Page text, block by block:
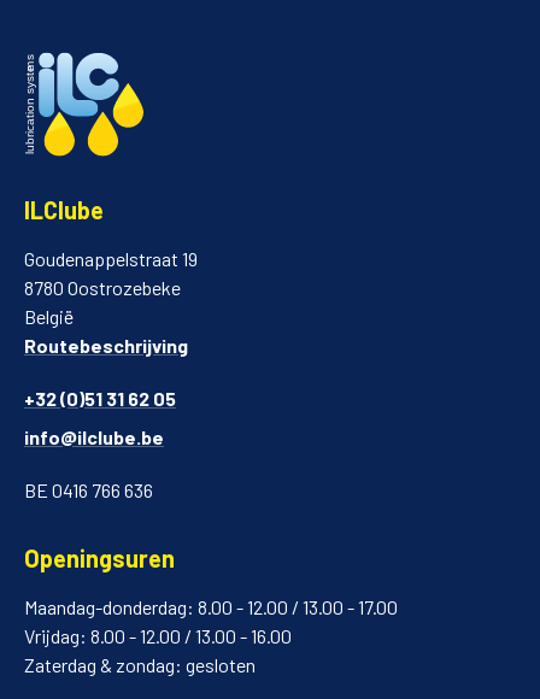
ILClube
Goudenappelstraat 19
8780 Oostrozebeke
België
Routebeschrijving
+32 (0)51 31 62 05
info@ilclube.be
BE 0416 766 636
Openingsuren
Maandag-donderdag: 8.00 - 12.00 / 13.00 - 17.00
Vrijdag: 8.00 - 12.00 / 13.00 - 16.00
Zaterdag & zondag: gesloten